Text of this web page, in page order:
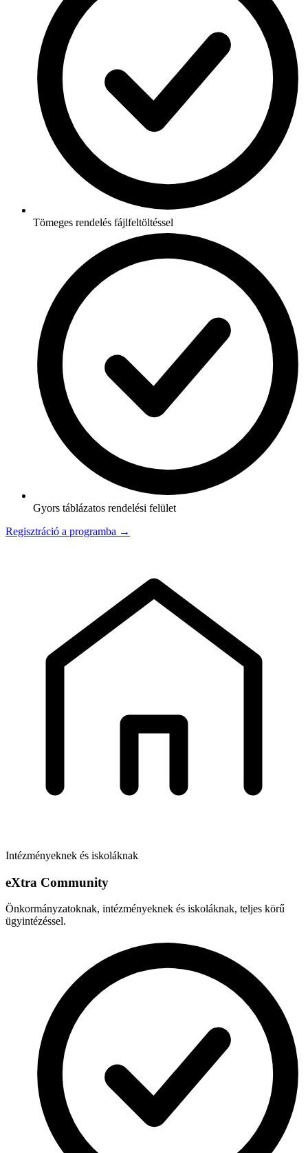
Tömeges rendelés fájlfeltöltéssel
Gyors táblázatos rendelési felület
Regisztráció a programba →
Intézményeknek és iskoláknak
eXtra Community
Önkormányzatoknak, intézményeknek és iskoláknak, teljes körű
ügyintézéssel.